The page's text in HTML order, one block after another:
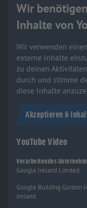
Wir
Inhalte von
Wir verwenden
externe Inhalte
zu deinen
durch und stimme
diese Inhalte
Akzeptieren &
YouTube Video
Verarbeitendes
Google Ireland Limited
Google Building Gordon
Ireland